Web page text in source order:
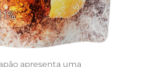
apresenta uma